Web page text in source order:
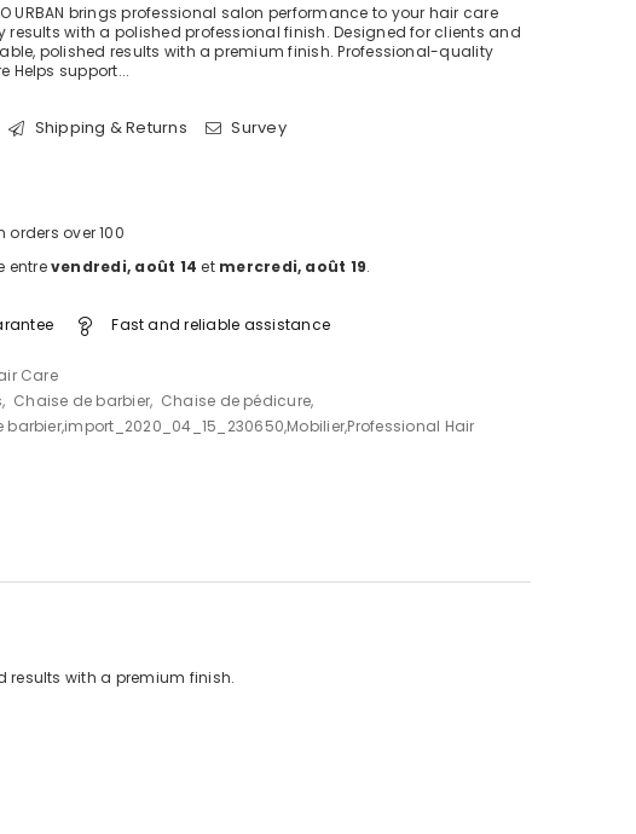
RIO URBAN brings professional salon performance to your hair care
with a polished professional finish. Designed for clients and
polished results with a premium finish. Professional-quality
Helps support...
Shipping & Returns Survey
orders over 100
entrevendredi, août 14 et mercredi, août 19.
Fast and reliable assistance
Care
, Chaise de barbier, Chaise de pédicure,
barbier,import_2020_04_15_230650,Mobilier,Professional Hair
results with a premium finish.